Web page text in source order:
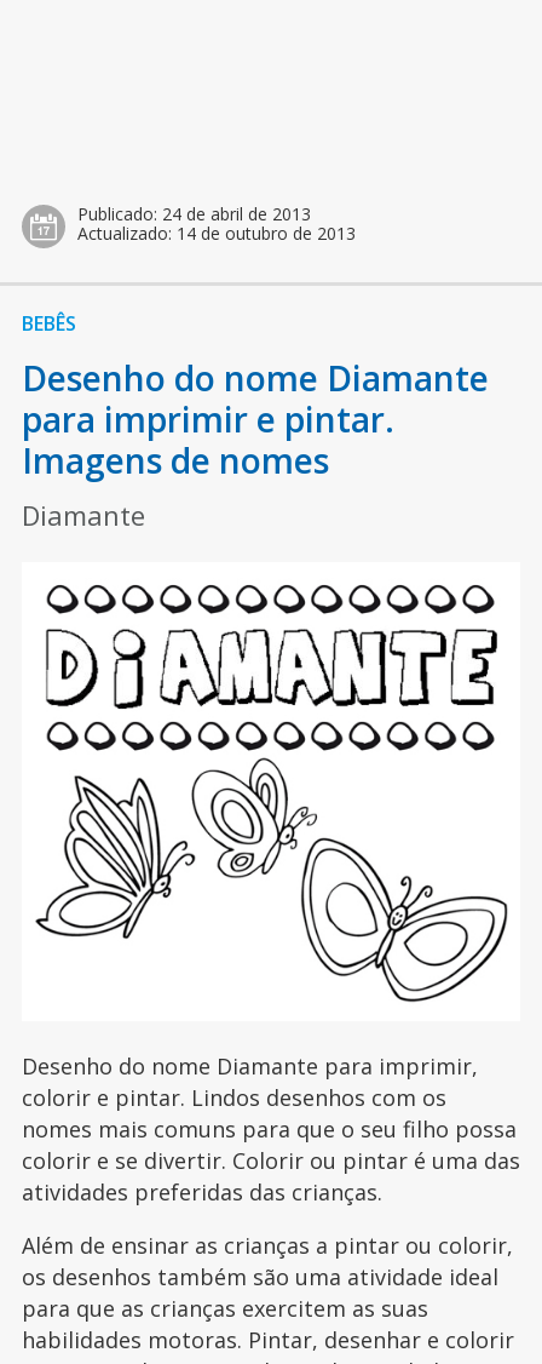
Publicado: 24 de abril de 2013
Actualizado: 14 de outubro de 2013
BEBÊS
Desenho do nome Diamante
para imprimir e pintar.
Imagens de nomes
Diamante
Desenho do nome Diamante para imprimir,
colorir e pintar. Lindos desenhos com os
nomes mais comuns para que o seu filho possa
colorir e se divertir. Colorir ou pintar é uma das
atividades preferidas das crianças.
Além de ensinar as crianças a pintar ou colorir,
os desenhos também são uma atividade ideal
para que as crianças exercitem as suas
habilidades motoras. Pintar, desenhar e colorir